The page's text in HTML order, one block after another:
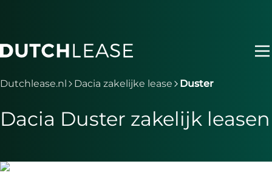
Je bent nu voorbij het hoofdmenu
Dutchlease.nl Dacia zakelijke lease Duster
Dacia Duster zakelijk leasen